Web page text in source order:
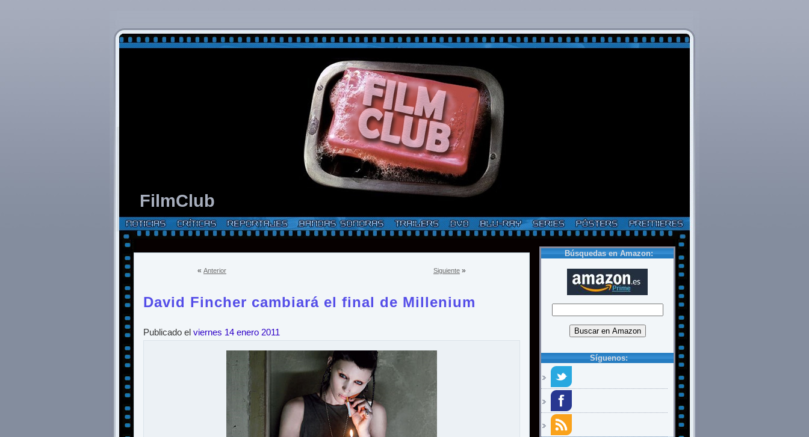
FilmClub
Búsquedas en Amazon:
Síguenos:
Siguiente »
« Anterior
David Fincher cambiará el final de Millenium
Publicado el viernes 14 enero 2011